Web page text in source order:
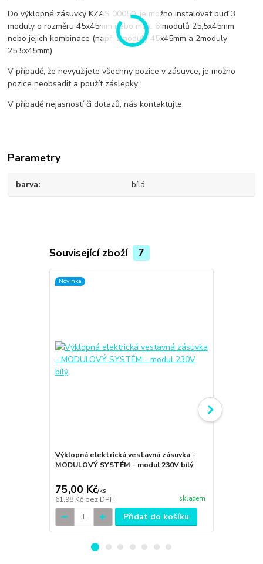
Do výklopné zásuvky KZAS 00050, je možno instalovat buď 3
moduly o rozměru 45x45mm nebo max. 6 modulů 25,5x45mm
nebo jejich kombinace (např. 2moduly 45x45mm a 2moduly
25,5x45mm)
V případě, že nevyužijete všechny pozice v zásuvce, je možno
pozice neobsadit a použít záslepky.
V případě nejasností či dotazů, nás kontaktujte.
Parametry
barva bílá
Související zboží 7
Novinka
Výklopná elektrická vestavná zásuvka -
MODULOVÝ SYSTÉM - modul 230V bílý
75,00 Kč/ks
61,98 Kč bez DPH skladem
Přidat do košíku